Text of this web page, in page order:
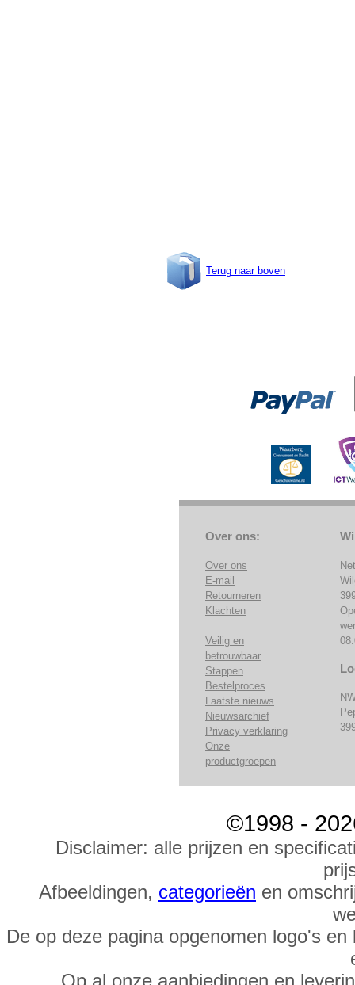
Terug naar boven
Over ons:
Over ons
E-mail
Retourneren
Klachten
Veilig en
betrouwbaar
Stappen
Bestelproces
Laatste nieuws
Nieuwsarchief
Privacy verklaring
Onze
productgroepen
©1998 -
Disclaimer: alle prijzen en
Afbeeldingen, categorieën en
De op deze pagina opgenomen logo's
Op al onze aanbiedingen en